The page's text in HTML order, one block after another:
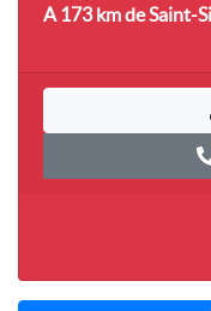
A 173 kmde Saint-